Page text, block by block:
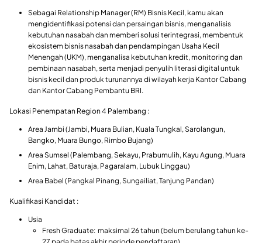
Sebagai Relationship Manager (RM) Bisnis Kecil, kamu akan
mengidentifikasi potensi dan persaingan bisnis, menganalisis
kebutuhan nasabah dan memberi solusi terintegrasi, membentuk
ekosistem bisnis nasabah dan pendampingan Usaha Kecil
Menengah (UKM), menganalisa kebutuhan kredit, monitoring dan
pembinaan nasabah, serta menjadi penyulih literasi digital untuk
bisnis kecil dan produk turunannya di wilayah kerja Kantor Cabang
dan Kantor Cabang Pembantu BRI.
Lokasi Penempatan Region 4 Palembang :
Area Jambi (Jambi, Muara Bulian, Kuala Tungkal, Sarolangun,
Bangko, Muara Bungo, Rimbo Bujang)
Area Sumsel (Palembang, Sekayu, Prabumulih, Kayu Agung, Muara
Enim, Lahat, Baturaja, Pagaralam, Lubuk Linggau)
Area Babel (Pangkal Pinang, Sungailiat, Tanjung Pandan)
Kualifikasi Kandidat :
Usia
Fresh Graduate: maksimal 26 tahun (belum berulang tahun ke-